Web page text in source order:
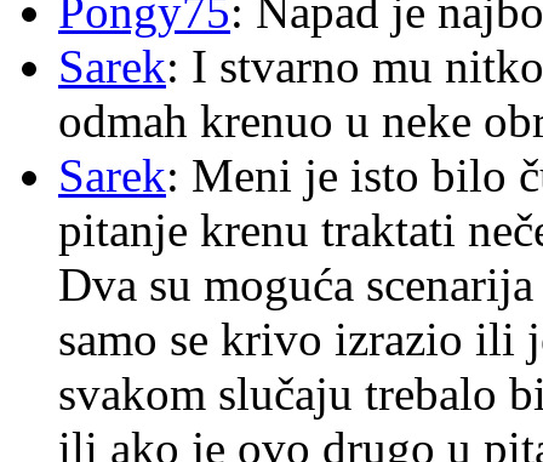
Pongy75: Napad je
Sarek: I stvarno mu
odmah krenuo u neke
Sarek: Meni je isto bilo
pitanje krenu traktati
Dva su moguća
samo se krivo izrazio ili
svakom slučaju trebalo
ili ako je ovo drugo u